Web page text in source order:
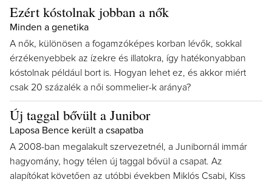
Ezért kóstolnak jobban a nők
Minden a genetika
A nők, különösen a fogamzóképes korban lévők, sokkal
érzékenyebbek az ízekre és illatokra, így hatékonyabban
kóstolnak például bort is. Hogyan lehet ez, és akkor miért
csak 20 százalék a női sommelier-k aránya?
Új taggal bővült a Junibor
Laposa Bence került a csapatba
A 2008-ban megalakult szervezetnél, a Junibornál immár
hagyomány, hogy télen új taggal bővül a csapat. Az
alapítókat követően az utóbbi években Miklós Csabi, Kiss